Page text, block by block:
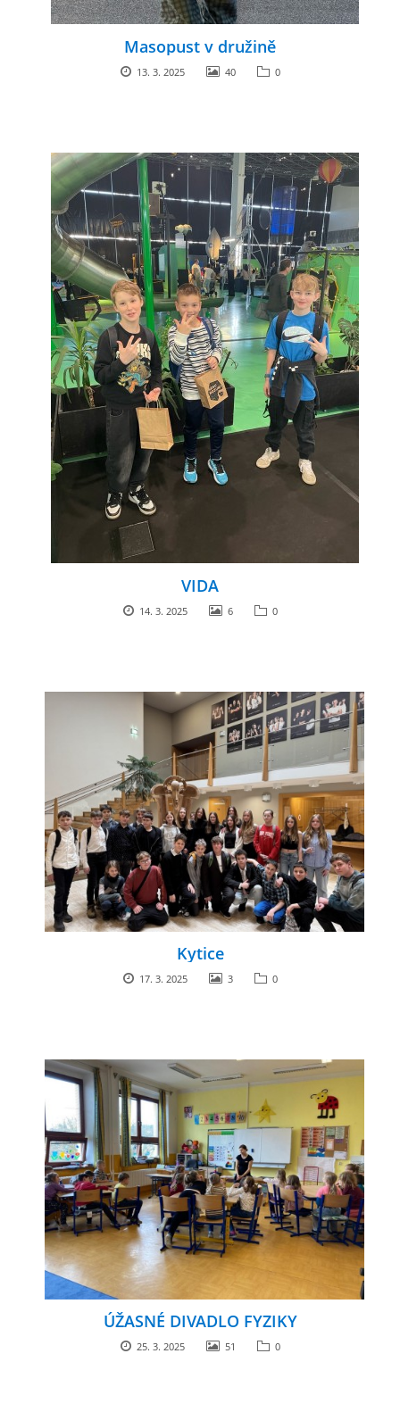
Masopust v družině
13. 3. 2025 40 0
VIDA
14. 3. 2025 6 0
Kytice
17. 3. 2025 3 0
ÚŽASNÉ DIVADLO FYZIKY
25. 3. 2025 51 0